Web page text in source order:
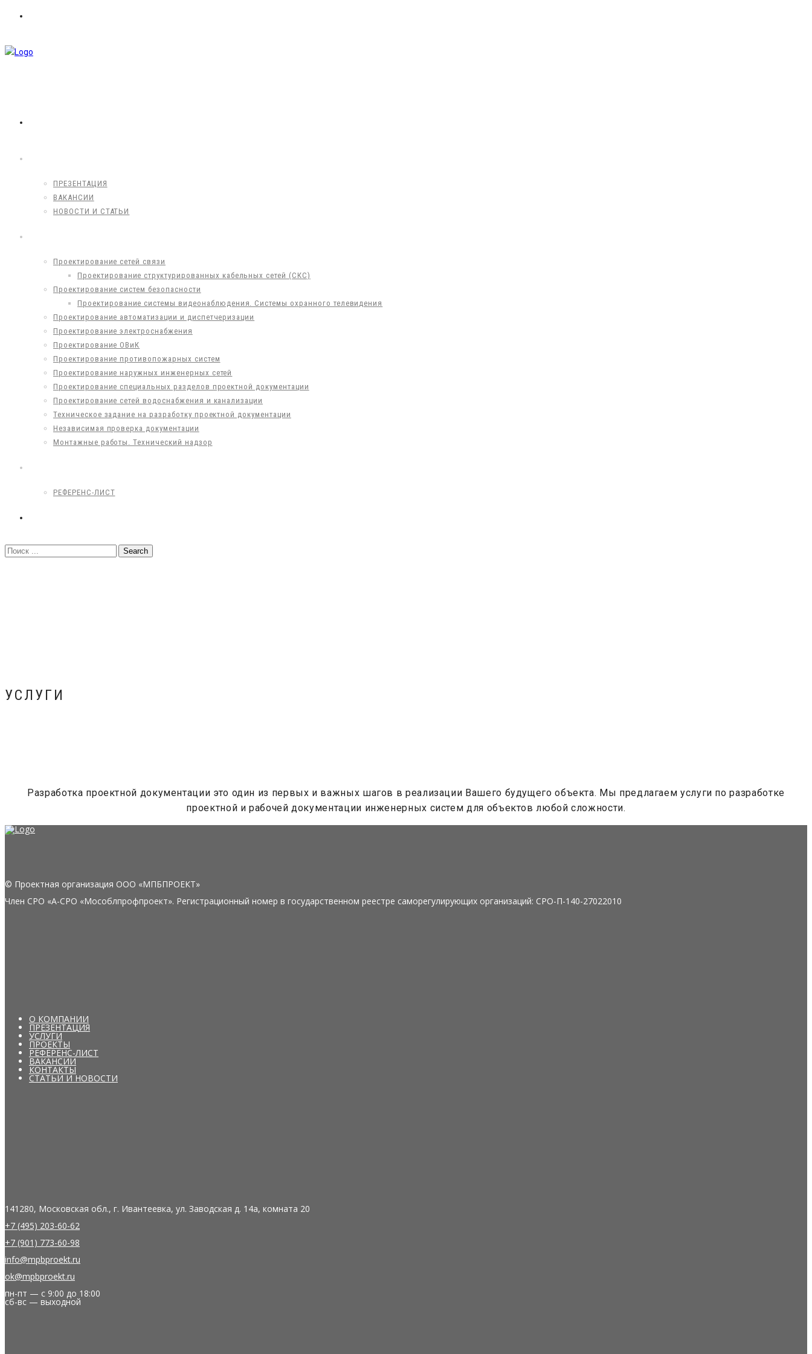
ПРЕЗЕНТАЦИЯ
ВАКАНСИИ
НОВОСТИ И СТАТЬИ
Проектирование сетей связи
Проектирование структурированных кабельных сетей (СКС)
Проектирование систем безопасности
Проектирование системы видеонаблюдения. Системы охранного телевидения
Проектирование автоматизации и диспетчеризации
Проектирование электроснабжения
Проектирование ОВиК
Проектирование противопожарных систем
Проектирование наружных инженерных сетей
Проектирование специальных разделов проектной документации
Проектирование сетей водоснабжения и канализации
Техническое задание на разработку проектной документации
Независимая проверка документации
Монтажные работы. Технический надзор
РЕФЕРЕНС-ЛИСТ
УСЛУГИ
Разработка проектной документации это один из первых и важных шагов в реализации Вашего будущего объекта. Мы предлагаем услуги по разработке
проектной и рабочей документации инженерных систем для объектов любой сложности.
© Проектная организация ООО «МПБПРОЕКТ»
Член СРО «А-СРО «Мособлпрофпроект». Регистрационный номер в государственном реестре саморегулирующих организаций: СРО-П-140-27022010
О КОМПАНИИ
ПРЕЗЕНТАЦИЯ
УСЛУГИ
ПРОЕКТЫ
РЕФЕРЕНС-ЛИСТ
ВАКАНСИИ
КОНТАКТЫ
СТАТЬИ И НОВОСТИ
141280, Московская обл., г. Ивантеевка, ул. Заводская д. 14а, комната 20
+7 (495) 203-60-62
+7 (901) 773-60-98
info@mpbproekt.ru
ok@mpbproekt.ru
пн-пт — с 9:00 до 18:00
сб-вс — выходной